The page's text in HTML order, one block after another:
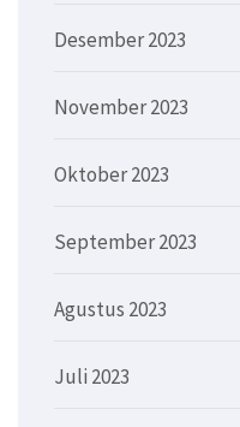
Desember 2023
November 2023
Oktober 2023
September 2023
Agustus 2023
Juli 2023